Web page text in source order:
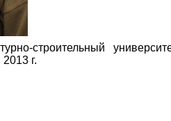
строительный
г.